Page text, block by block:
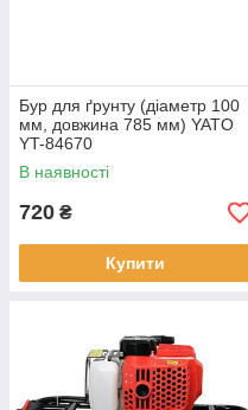
Бур для ґрунту (діаметр 100
мм, довжина 785 мм) YATO
YT-84670
В наявності
720 ₴
Купити